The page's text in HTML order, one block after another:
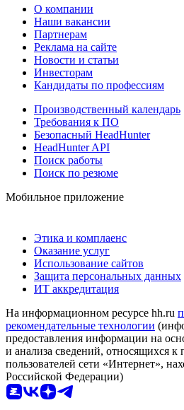
О компании
Наши вакансии
Партнерам
Реклама на сайте
Новости и статьи
Инвесторам
Кандидаты по профессиям
Производственный календарь
Требования к ПО
Безопасный HeadHunter
HeadHunter API
Поиск работы
Поиск по резюме
Мобильное приложение
Этика и комплаенс
Оказание услуг
Использование сайтов
Защита персональных данных
ИТ аккредитация
На информационном ресурсе hh.ru
рекомендательные технологии
предоставления информации на
и анализа сведений, относящихся к
пользователей сети «Интернет»,
Российской Федерации)